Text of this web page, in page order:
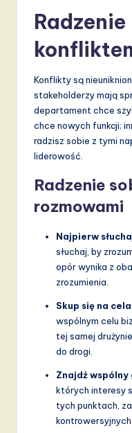
Konflikty są
stakeholderzy mają
departament chce
chce nowych funkcji;
radzisz sobie z tymi
liderowość.
Radzenie
rozmowami
Najpierw
słuchaj, by
opór wynika z
zrozumienia.
Skup się na
wspólnym celu
tej samej
do drogi.
Znajdź wspólny
których interesy
tych punktach,